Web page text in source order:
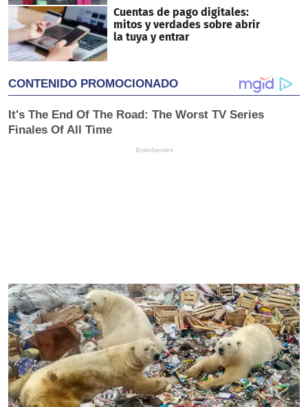
Cuentas de pago digitales:
mitos y verdades sobre abrir
la tuya y entrar